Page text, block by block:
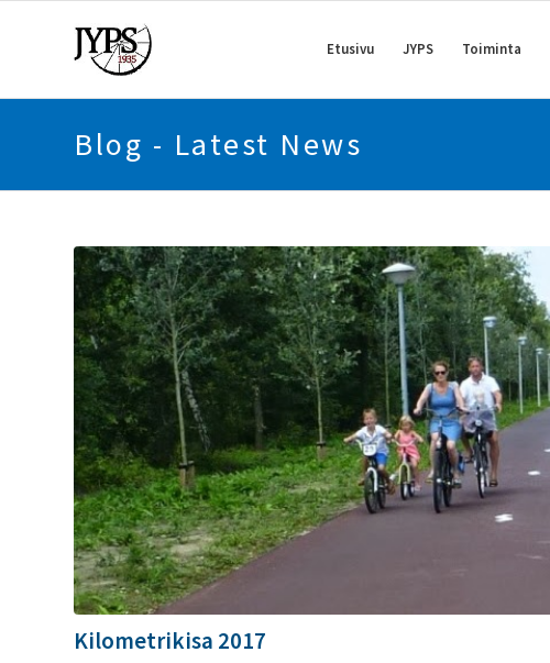
Etusivu JYPS Toiminta
Blog - Latest News
Kilometrikisa 2017